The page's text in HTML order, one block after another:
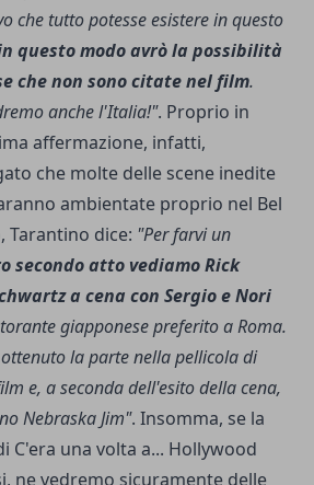
che tutto potesse esistere in questo
questo modo avrò la possibilità
che non sono citate nel film.
anche l'Italia!". Proprio in
affermazione, infatti,
che molte delle scene inedite
ambientate proprio nel Bel
Tarantino dice: "Per farvi un
secondo atto vediamo Rick
a cena con Sergio e Nori
giapponese preferito a Roma.
la parte nella pellicola di
e, a seconda dell'esito della cena,
Nebraska Jim". Insomma, se la
C'era una volta a... Hollywood
ne vedremo sicuramente delle